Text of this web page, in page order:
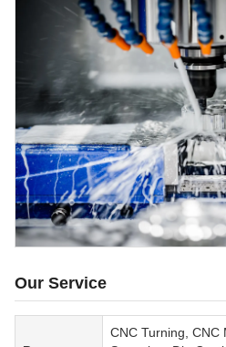
Our Service
CNC Turning, CNC